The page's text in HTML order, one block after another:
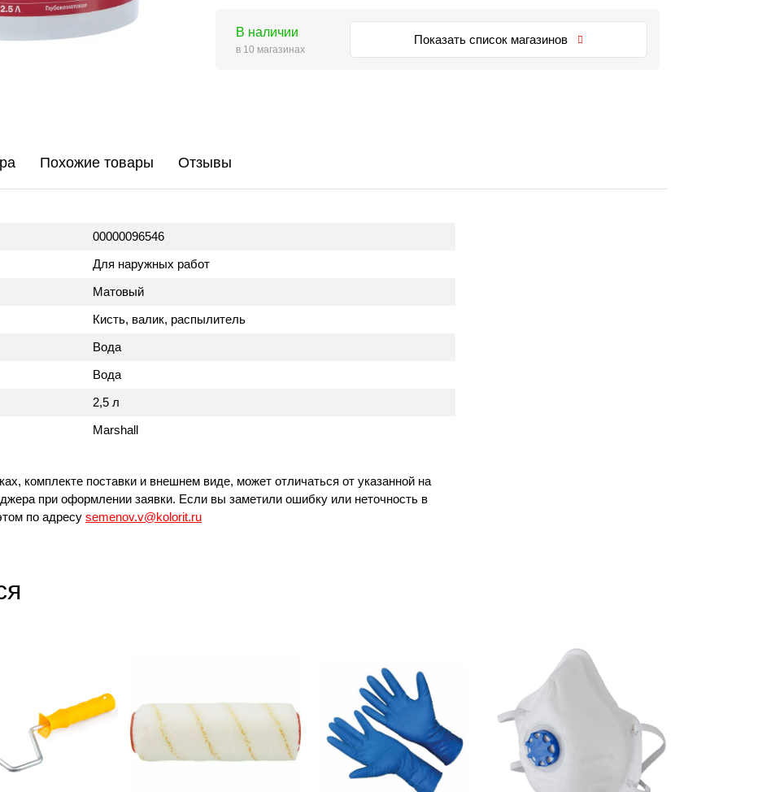
В наличии
в 10 магазинах
Показать список магазинов
Похожие товары Отзывы
00000096546
Для наружных работ
Матовый
Кисть, валик, распылитель
Вода
Вода
2,5 л
Marshall
комплекте поставки и внешнем виде, может отличаться от указанной на
при оформлении заявки. Если вы заметили ошибку или неточность в
по адресу semenov.v@kolorit.ru